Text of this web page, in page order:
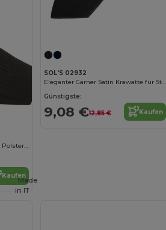
Komfortable Sport-Socken mit Polsterung
Kaufen
SOL'S 02932
Eleganter Garner Satin Krawatte für Stilvolle Outfits
Günstigste:
9,08 €12,85 € Kaufen
Made
in IT